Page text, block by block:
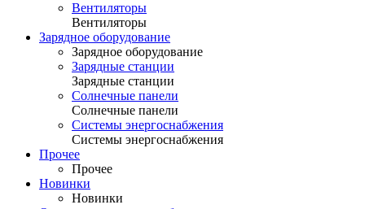
Вентиляторы
Вентиляторы
Зарядное оборудование
Зарядное оборудование
Зарядные станции
Зарядные станции
Солнечные панели
Солнечные панели
Системы энергоснабжения
Системы энергоснабжения
Прочее
Прочее
Новинки
Новинки